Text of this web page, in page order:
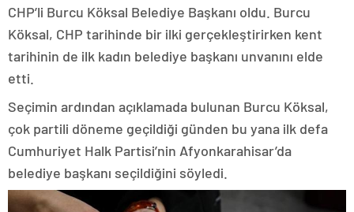
CHP’li Burcu Köksal Belediye Başkanı oldu. Burcu
Köksal, CHP tarihinde bir ilki gerçekleştirirken kent
tarihinin de ilk kadın belediye başkanı unvanını elde
etti.
Seçimin ardından açıklamada bulunan Burcu Köksal,
çok partili döneme geçildiği günden bu yana ilk defa
Cumhuriyet Halk Partisi’nin Afyonkarahisar’da
belediye başkanı seçildiğini söyledi.